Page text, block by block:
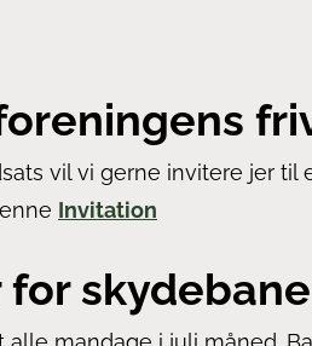
vil vi gerne invitere jer til
Invitation